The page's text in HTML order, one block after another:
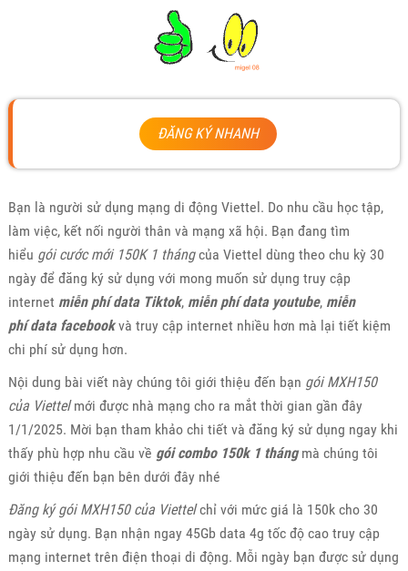
ĐĂNG KÝ NHANH
Bạn là người sử dụng mạng di động Viettel. Do nhu cầu học tập,
làm việc, kết nối người thân và mạng xã hội. Bạn đang tìm
hiểu gói cước mới 150K 1 thángcủa Viettel dùng theo chu kỳ 30
ngày để đăng ký sử dụng với mong muốn sử dụng truy cập
internet miễn phí data Tiktok, miễn phí data youtube, miễn
phí data facebookvà truy cập internet nhiều hơn mà lại tiết kiệm
chi phí sử dụng hơn.
Nội dung bài viết này chúng tôi giới thiệu đến bạn gói MXH150
của Viettelmới được nhà mạng cho ra mắt thời gian gần đây
1/1/2025. Mời bạn tham khảo chi tiết và đăng ký sử dụng ngay khi
thấy phù hợp nhu cầu về gói combo 150k 1 tháng mà chúng tôi
giới thiệu đến bạn bên dưới đây nhé
Đăng ký gói MXH150 của Viettelchỉ với mức giá là 150k cho 30
ngày sử dụng. Bạn nhận ngay 45Gb data 4g tốc độ cao truy cập
mạng internet trên điện thoại di động. Mỗi ngày bạn được sử dụng